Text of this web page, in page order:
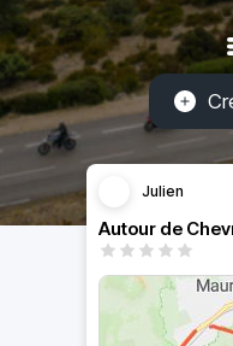
Julien
Autour de